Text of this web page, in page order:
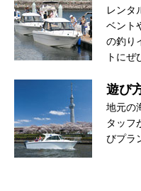
レンタ
ベント
の釣り
トにぜ
遊び
地元の
タッフ
びプラ